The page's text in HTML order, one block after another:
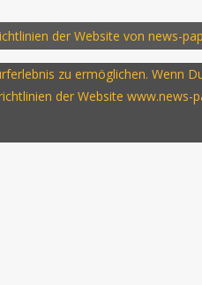
der Website von news-
zu ermöglichen. Wenn
der Website www.news-